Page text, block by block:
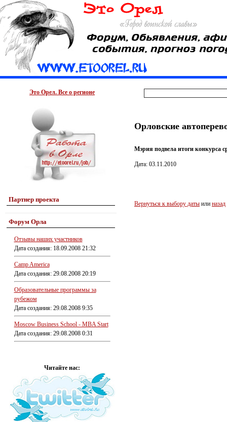
Это Орел. Все о регионе
Партнер проекта
Форум Орла
Отзывы наших участников
Дата создания: 18.09.2008 21:32
Camp America
Дата создания: 29.08.2008 20:19
Образовательные программы за
рубежом
Дата создания: 29.08.2008 9:35
Moscow Business School - MBA Start
Дата создания: 29.08.2008 0:31
Читайте нас:
Орловские
Мэрия подвела итоги конкурса
Дата: 03.11.2010
Вернуться к выбору даты или назад